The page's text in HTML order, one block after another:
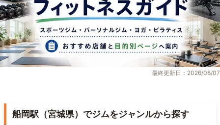
最終更新日：2026/08/07
船岡駅（宮城県）でジムをジャンルから探す